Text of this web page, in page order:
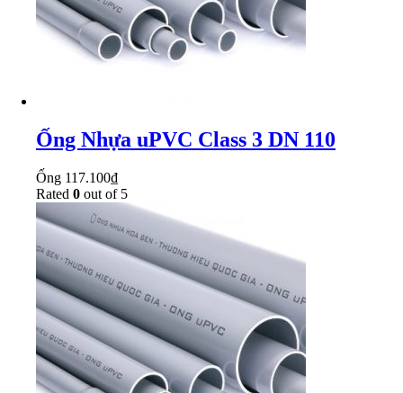
Ống Nhựa uPVC Class 3 DN 110
Ống 117.100₫
Rated 0 out of 5